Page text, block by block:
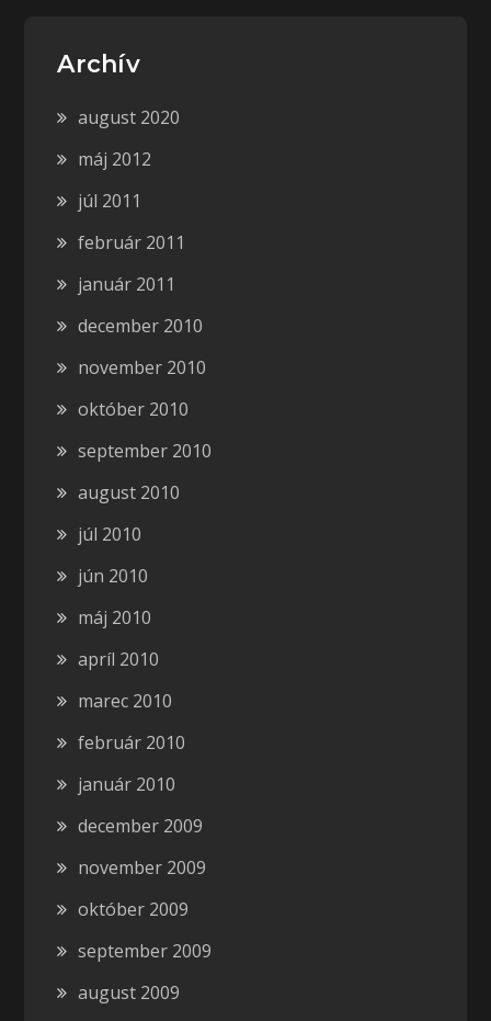
Archív
august 2020
máj 2012
júl 2011
február 2011
január 2011
december 2010
november 2010
október 2010
september 2010
august 2010
júl 2010
jún 2010
máj 2010
apríl 2010
marec 2010
február 2010
január 2010
december 2009
november 2009
október 2009
september 2009
august 2009